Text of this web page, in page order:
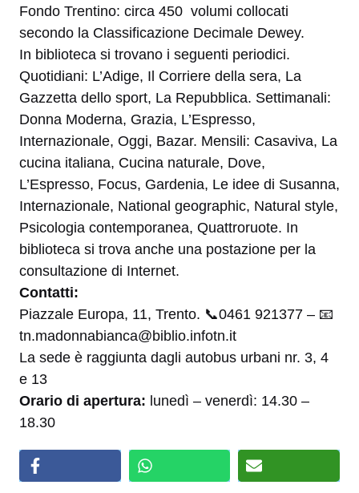
Fondo Trentino: circa 450 volumi collocati
secondo la Classificazione Decimale Dewey.
In biblioteca si trovano i seguenti periodici.
Quotidiani: L’Adige, Il Corriere della sera, La
Gazzetta dello sport, La Repubblica. Settimanali:
Donna Moderna, Grazia, L’Espresso,
Internazionale, Oggi, Bazar. Mensili: Casaviva, La
cucina italiana, Cucina naturale, Dove,
L’Espresso, Focus, Gardenia, Le idee di Susanna,
Internazionale, National geographic, Natural style,
Psicologia contemporanea, Quattroruote. In
biblioteca si trova anche una postazione per la
consultazione di Internet.
Contatti:
Piazzale Europa, 11, Trento. 📞0461 921377 – 📧
tn.madonnabianca@biblio.infotn.it
La sede è raggiunta dagli autobus urbani nr. 3, 4
e 13
Orario di apertura: lunedì – venerdì: 14.30 –
18.30